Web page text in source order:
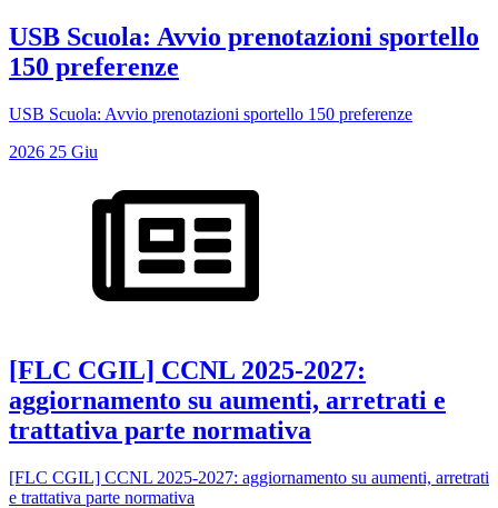
USB Scuola: Avvio prenotazioni sportello
150 preferenze
USB Scuola: Avvio prenotazioni sportello 150 preferenze
2026 25 Giu
[FLC CGIL] CCNL 2025-2027:
aggiornamento su aumenti, arretrati e
trattativa parte normativa
[FLC CGIL] CCNL 2025-2027: aggiornamento su aumenti, arretrati
e trattativa parte normativa